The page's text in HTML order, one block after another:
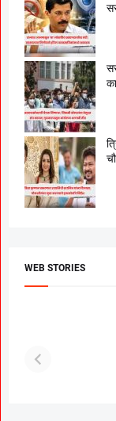
WEB STORIES
पूजा सावंत ने
उरकला